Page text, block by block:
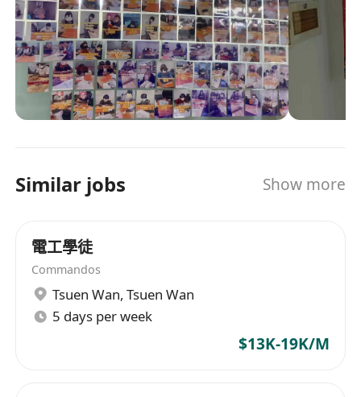
工作地點：九龍旺角彌敦道721號比利時銀行大
廈（Bldg No 721, Nathan Rd, Mong Kok,
Belgian Bank Building）；
工作模式：結合辦公室技術支援、工場實操及不
定期外出服務，需按排班表靈活調配；
本職位僅限持有效香港工作簽證之外籍勞工申
與進階認證課程及晉升為高級技工或技術導師。
Similar jobs Show more
電工學徒
Commandos
Tsuen Wan, Tsuen Wan
5 days per week
$13K-19K/M